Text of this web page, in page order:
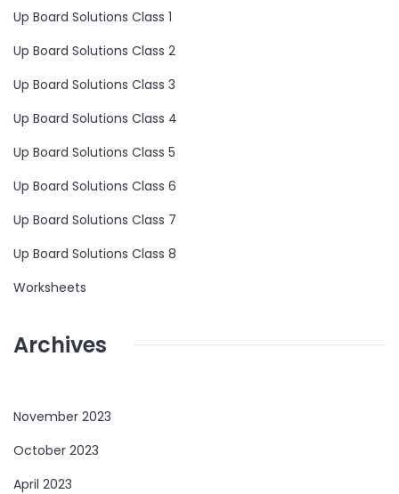
Up Board Solutions Class 1
Up Board Solutions Class 2
Up Board Solutions Class 3
Up Board Solutions Class 4
Up Board Solutions Class 5
Up Board Solutions Class 6
Up Board Solutions Class 7
Up Board Solutions Class 8
Worksheets
Archives
November 2023
October 2023
April 2023